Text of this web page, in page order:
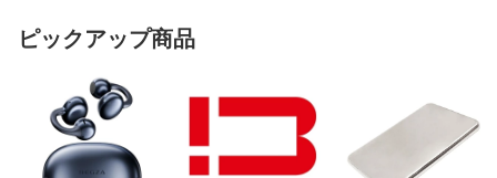
ピックアップ商品